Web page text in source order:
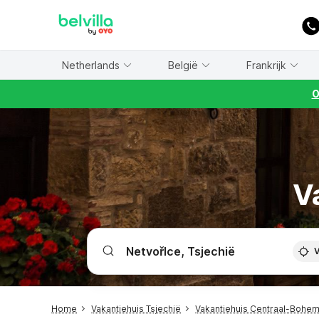
Netherlands België Frankrijk
Home Vakantiehuis Tsjechië Vakantiehuis Centraal-